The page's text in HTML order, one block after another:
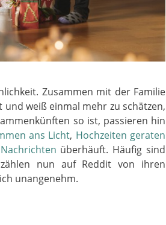
Zusammen mit der Familie
weiß einmal mehr zu schätzen,
so ist, passieren hin
ans Licht, Hochzeiten geraten
überhäuft. Häufig sind
nun auf Reddit von ihren
unangenehm.